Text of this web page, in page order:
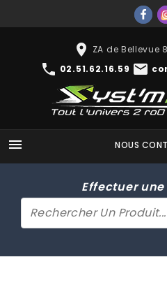
place ZA de Bellevue
phone 02.51.62.16.59 mail
 NOUS
Effectuer